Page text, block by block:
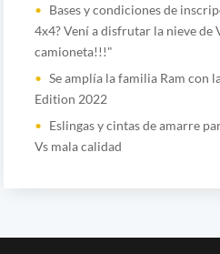
Bases y condiciones de
4x4? Vení a disfrutar la nieve de
camioneta!!!"
Se amplía la familia Ram con
Edition 2022
Eslingas y cintas de amarre
Vs mala calidad